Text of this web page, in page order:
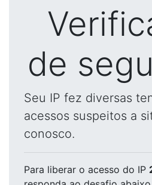
de
Seu IP fez diversas
acessos suspeitos a
conosco.
Para liberar o acesso do IP